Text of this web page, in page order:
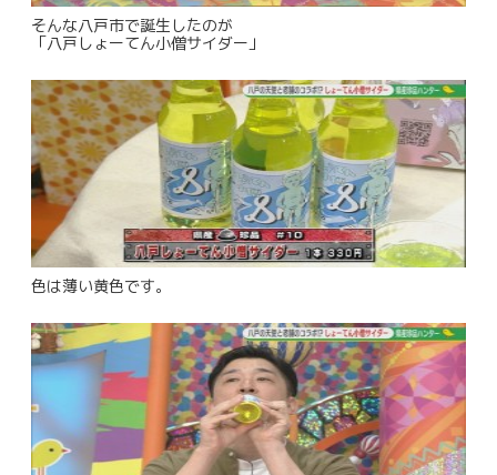
そんな八戸市で誕生したのが
「八戸しょーてん小僧サイダー」
色は薄い黄色です。